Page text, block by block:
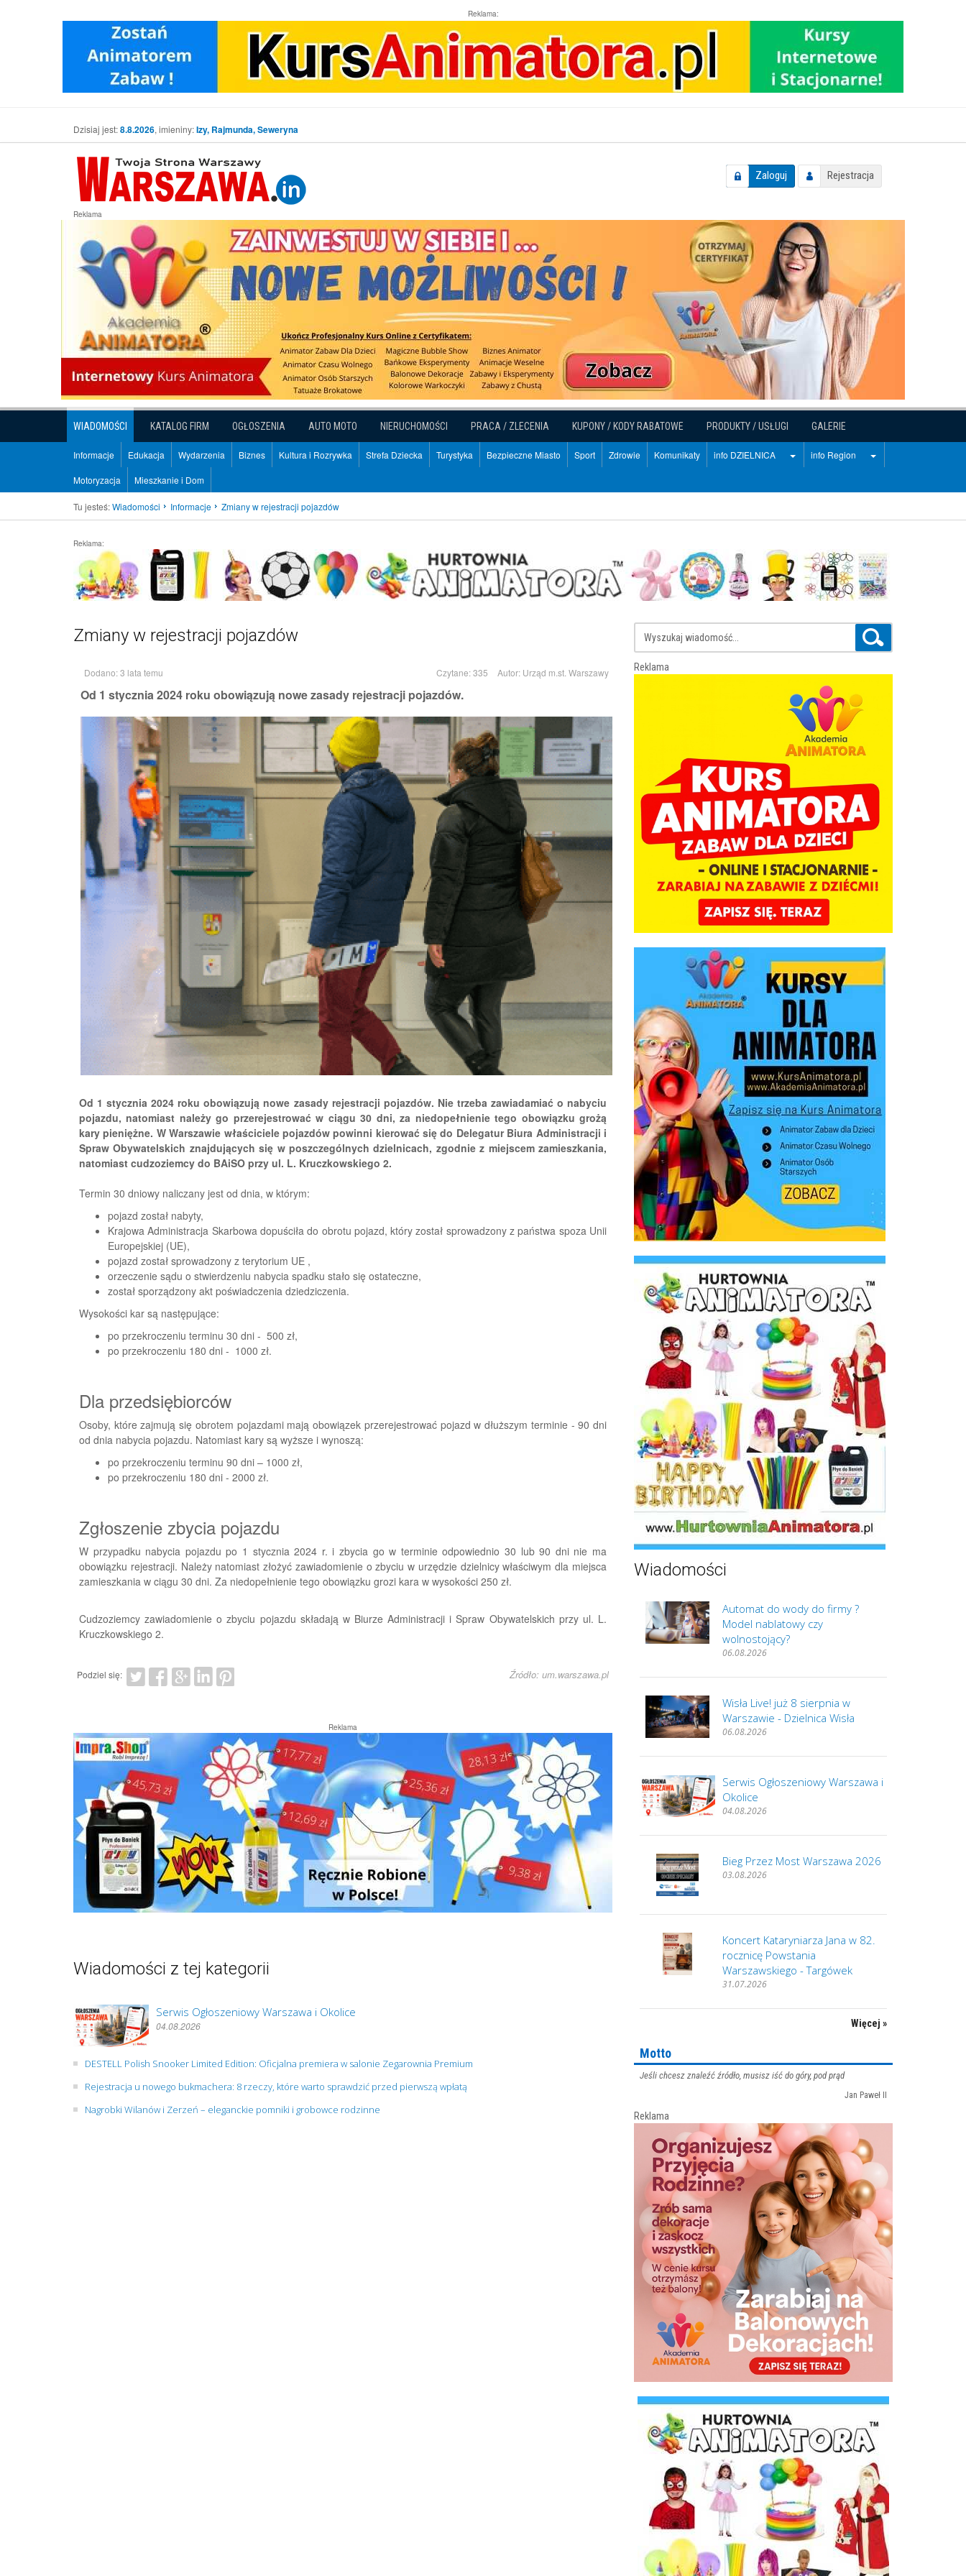
Reklama:
Dzisiaj jest:8.8.2026, imieniny:Izy, Rajmunda, Seweryna
Zaloguj Rejestracja
Reklama
WIADOMOŚCI KATALOG FIRM OGŁOSZENIA AUTO MOTO NIERUCHOMOŚCI PRACA / ZLECENIA KUPONY / KODY RABATOWE PRODUKTY / USŁUGI GALERIE
Informacje Edukacja Wydarzenia Biznes Kultura i Rozrywka Strefa Dziecka Turystyka Bezpieczne Miasto Sport Zdrowie Komunikaty info DZIELNICA info Region
Motoryzacja Mieszkanie i Dom
Tu jesteś:Wiadomości Informacje Zmiany w rejestracji pojazdów
Reklama:
Zmiany w rejestracji pojazdów
Dodano: 3 lata temu Czytane: 335 Autor: Urząd m.st. Warszawy
Od 1 stycznia 2024 roku obowiązują nowe zasady rejestracji pojazdów.
Od 1 stycznia 2024 roku obowiązują nowe zasady rejestracji pojazdów. Nie trzeba zawiadamiać o nabyciu
pojazdu, natomiast należy go przerejestrować w ciągu 30 dni, za niedopełnienie tego obowiązku grożą
kary pieniężne. W Warszawie właściciele pojazdów powinni kierować się do Delegatur Biura Administracji i
Spraw Obywatelskich znajdujących się w poszczególnych dzielnicach, zgodnie z miejscem zamieszkania,
natomiast cudzoziemcy do BAiSO przy ul. L. Kruczkowskiego 2.
Termin 30 dniowy naliczany jest od dnia, w którym:
pojazd został nabyty,
Krajowa Administracja Skarbowa dopuściła do obrotu pojazd, który został sprowadzony z państwa spoza Unii
Europejskiej (UE),
pojazd został sprowadzony z terytorium UE ,
orzeczenie sądu o stwierdzeniu nabycia spadku stało się ostateczne,
został sporządzony akt poświadczenia dziedziczenia.
Wysokości kar są następujące:
po przekroczeniu terminu 30 dni - 500 zł,
po przekroczeniu 180 dni - 1000 zł.
Dla przedsiębiorców
Osoby, które zajmują się obrotem pojazdami mają obowiązek przerejestrować pojazd w dłuższym terminie - 90 dni
od dnia nabycia pojazdu. Natomiast kary są wyższe i wynoszą:
po przekroczeniu terminu 90 dni – 1000 zł,
po przekroczeniu 180 dni - 2000 zł.
Zgłoszenie zbycia pojazdu
W przypadku nabycia pojazdu po 1 stycznia 2024 r. i zbycia go w terminie odpowiednio 30 lub 90 dni nie ma
obowiązku rejestracji. Należy natomiast złożyć zawiadomienie o zbyciu w urzędzie dzielnicy właściwym dla miejsca
zamieszkania w ciągu 30 dni. Za niedopełnienie tego obowiązku grozi kara w wysokości 250 zł.
Cudzoziemcy zawiadomienie o zbyciu pojazdu składają w Biurze Administracji i Spraw Obywatelskich przy ul. L.
Kruczkowskiego 2.
Podziel się: Źródło: um.warszawa.pl
Reklama
Wiadomości z tej kategorii
Serwis Ogłoszeniowy Warszawa i Okolice
04.08.2026
DESTELL Polish Snooker Limited Edition: Oficjalna premiera w salonie Zegarownia Premium
Rejestracja u nowego bukmachera: 8 rzeczy, które warto sprawdzić przed pierwszą wpłatą
Nagrobki Wilanów i Zerzeń – eleganckie pomniki i grobowce rodzinne
Reklama
Wiadomości
Automat do wody do firmy ?
Model nablatowy czy
wolnostojący?
06.08.2026
Wisła Live! już 8 sierpnia w
Warszawie - Dzielnica Wisła
06.08.2026
Serwis Ogłoszeniowy Warszawa i
Okolice
04.08.2026
Bieg Przez Most Warszawa 2026
03.08.2026
Koncert Kataryniarza Jana w 82.
rocznicę Powstania
Warszawskiego - Targówek
31.07.2026
Więcej »
Motto
Jeśli chcesz znaleźć źródło, musisz iść do góry, pod prąd
Jan Paweł II
Reklama